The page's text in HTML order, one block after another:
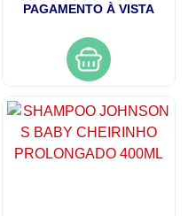
PAGAMENTO À VISTA